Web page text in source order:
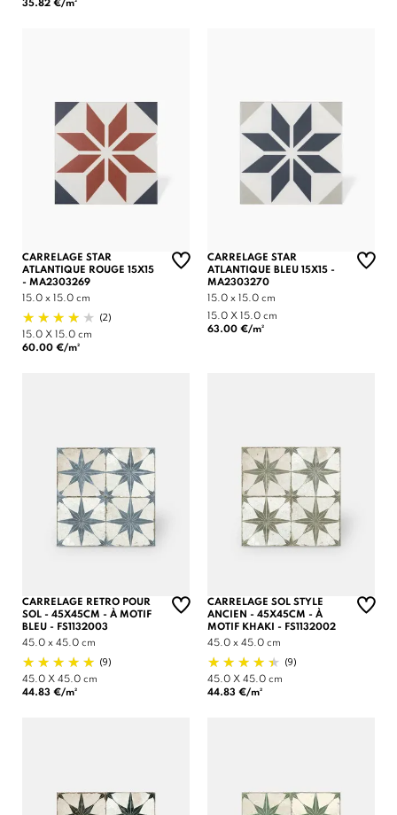
35.82 €/m²
CARRELAGE STAR
ATLANTIQUE ROUGE 15X15
- MA2303269
15.0 x 15.0 cm
(2)
15.0 X 15.0 cm
60.00 €/m²
CARRELAGE STAR
ATLANTIQUE BLEU 15X15 -
MA2303270
15.0 x 15.0 cm
15.0 X 15.0 cm
63.00 €/m²
CARRELAGE RETRO POUR
SOL - 45X45CM - À MOTIF
BLEU - FS1132003
45.0 x 45.0 cm
(9)
45.0 X 45.0 cm
44.83 €/m²
CARRELAGE SOL STYLE
ANCIEN - 45X45CM - À
MOTIF KHAKI - FS1132002
45.0 x 45.0 cm
(9)
45.0 X 45.0 cm
44.83 €/m²